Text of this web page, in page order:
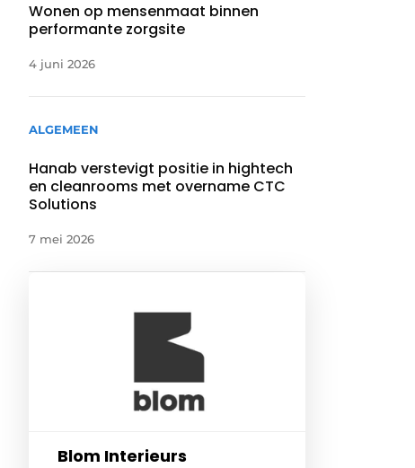
Wonen op mensenmaat binnen
performante zorgsite
4 juni 2026
ALGEMEEN
Hanab verstevigt positie in hightech
en cleanrooms met overname CTC
Solutions
7 mei 2026
Blom Interieurs